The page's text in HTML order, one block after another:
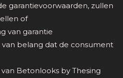
garantievoorwaarden, zullen
of
van garantie
belang dat de consument
Betonlooks by Thesing